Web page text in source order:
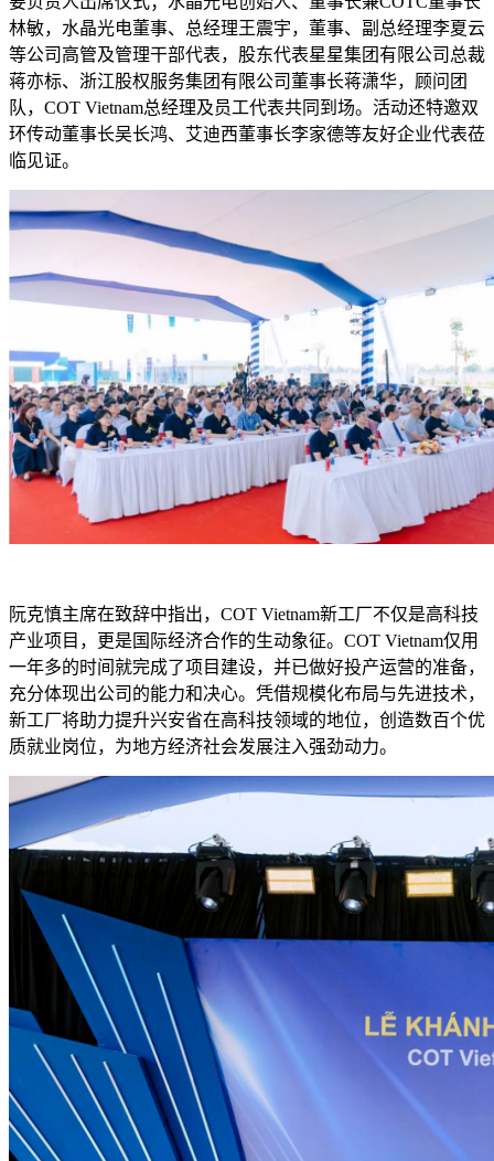
林敏，水晶光电董事、总经理王震宇，董事、副总经理李夏云
等公司高管及管理干部代表，股东代表星星集团有限公司总裁
蒋亦标、浙江股权服务集团有限公司董事长蒋潇华，顾问团
队，COT Vietnam总经理及员工代表共同到场。活动还特邀双
环传动董事长吴长鸿、艾迪西董事长李家德等友好企业代表莅
临见证。
阮克慎主席在致辞中指出，COT Vietnam新工厂不仅是高科技
产业项目，更是国际经济合作的生动象征。COT Vietnam仅用
一年多的时间就完成了项目建设，并已做好投产运营的准备，
充分体现出公司的能力和决心。凭借规模化布局与先进技术，
新工厂将助力提升兴安省在高科技领域的地位，创造数百个优
质就业岗位，为地方经济社会发展注入强劲动力。